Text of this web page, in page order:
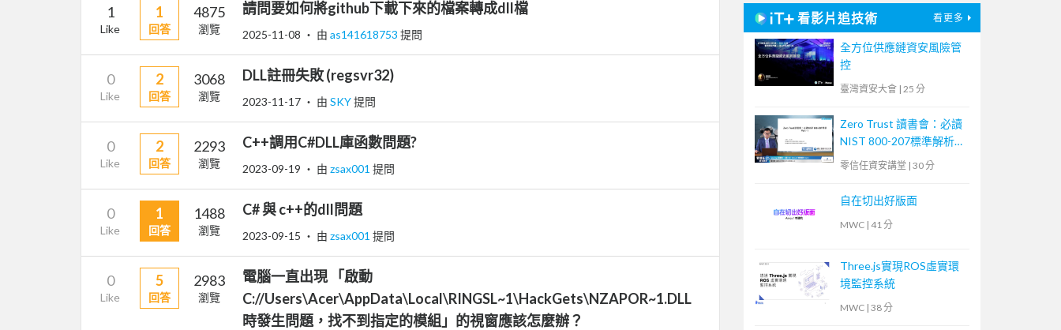
1
Like
1
回答
4875
瀏覽
請問要如何將github下載下來的檔案轉成dll檔
2025-11-08 ‧ 由 as141618753 提問
0
Like
2
回答
3068
瀏覽
DLL註冊失敗 (regsvr32)
2023-11-17 ‧ 由 SKY提問
0
Like
2
回答
2293
瀏覽
C++調用C#DLL庫函數問題?
2023-09-19 ‧ 由 zsax001 提問
0
Like
1
回答
1488
瀏覽
C# 與 c++的dll問題
2023-09-15 ‧ 由 zsax001 提問
0
Like
5
回答
2983
瀏覽
電腦一直出現 「啟動
C://Users\Acer\AppData\Local\RINGSL~1\HackGets\NZAPOR~1.DLL
時發生問題，找不到指定的模組」的視窗應該怎麼辦？
看影片追技術 看更多
全方位供應鏈資安風險管
控
臺灣資安大會 | 25 分
Zero Trust 讀書會：必讀
NIST 800-207標準解析
Part 1
零信任資安講堂 | 30 分
自在切出好版面
MWC | 41 分
Three.js實現ROS虛實環
境監控系統
MWC | 38 分